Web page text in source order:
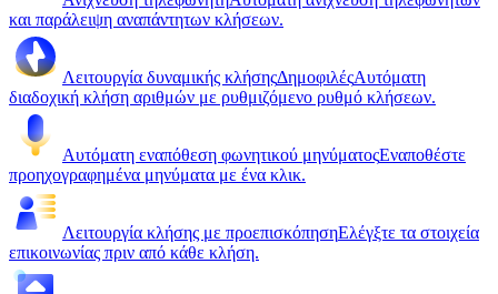
και παράλειψη αναπάντητων κλήσεων.
Λειτουργία δυναμικής κλήσηςΔημοφιλέςΑυτόματη
διαδοχική κλήση αριθμών με ρυθμιζόμενο ρυθμό κλήσεων.
Αυτόματη εναπόθεση φωνητικού μηνύματοςΕναποθέστε
προηχογραφημένα μηνύματα με ένα κλικ.
Λειτουργία κλήσης με προεπισκόπησηΕλέγξτε τα στοιχεία
επικοινωνίας πριν από κάθε κλήση.